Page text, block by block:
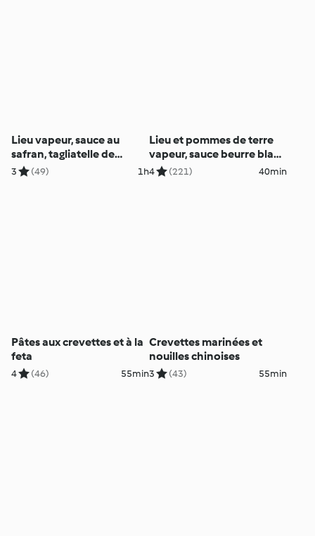
Lieu vapeur, sauce au
safran, tagliatelle de
carottes et riz
3 (49) 1h
Lieu et pommes de terre
vapeur, sauce beurre blanc
au citron vert
4 (221) 40min
Pâtes aux crevettes et à la
feta
4 (46) 55min
Crevettes marinées et
nouilles chinoises
3 (43) 55min